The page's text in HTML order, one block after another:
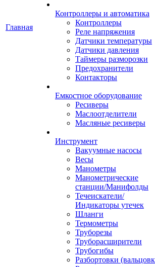
Главная
Контроллеры и автоматика
Контроллеры
Реле напряжения
Датчики температуры
Датчики давления
Таймеры разморозки
Предохранители
Контакторы
Емкостное оборудование
Ресиверы
Маслоотделители
Масляные ресиверы
Инструмент
Вакуумные насосы
Весы
Манометры
Манометрические
станции/Манифолды
Течеискатели/
Индикаторы утечек
Шланги
Термометры
Труборезы
Труборасширители
Трубогибы
Разбортовки